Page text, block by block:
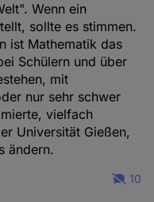
Wenn ein
sollte es stimmen.
ist Mathematik das
Schülern und über
mit
nur sehr schwer
vielfach
Universität Gießen,
ändern.
10